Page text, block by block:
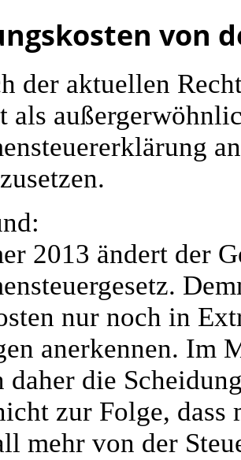
von
der aktuellen
als
2013 ändert der
nur noch in
anerkennen. Im
daher die
zur Folge, dass
mehr von der